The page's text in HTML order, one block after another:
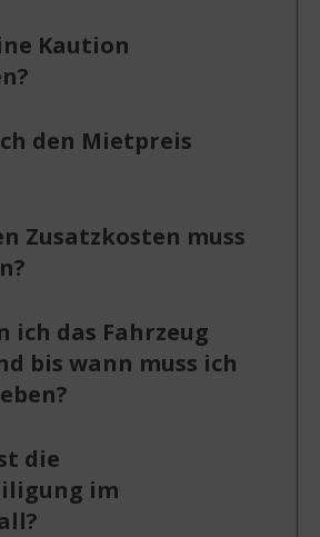
Kaution
den Mietpreis
Zusatzkosten muss
ich das Fahrzeug
bis wann muss ich
die
im